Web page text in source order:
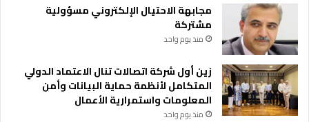
مجابهة الاحتيال الإلكتروني مسؤولية
مشتركة
منذ يوم واحد
زين أول شركة اتصالات تنال الاعتماد الدولي
المتكامل لأنظمة حماية البيانات وأمن
المعلومات واستمرارية الأعمال
منذ يوم واحد